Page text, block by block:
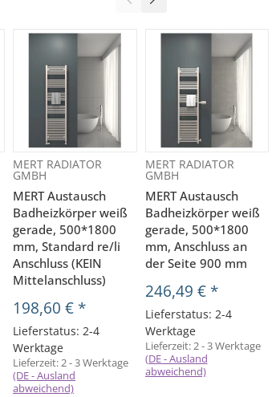
MERT RADIATOR
GMBH
MERT Austausch
Badheizkörper weiß
gerade, 500*1800
mm, Standard re/li
Anschluss (KEIN
Mittelanschluss)
198,60 € *
Lieferstatus: 2-4
Werktage
Lieferzeit:2 - 3 Werktage
(DE - Ausland
abweichend)
MERT RADIATOR
GMBH
MERT Austausch
Badheizkörper weiß
gerade, 500*1800
mm, Anschluss an
der Seite 900 mm
246,49 € *
Lieferstatus: 2-4
Werktage
Lieferzeit:2 - 3 Werktage
(DE - Ausland
abweichend)